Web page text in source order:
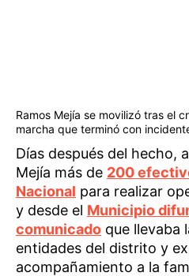
Ramos Mejía se movilizó tras el
marcha que terminó con
Días después del hecho,
Mejía más de 200
Nacional para realizar
y desde el Municipio
comunicado que llevaba
entidades del distrito y
acompañamiento a la